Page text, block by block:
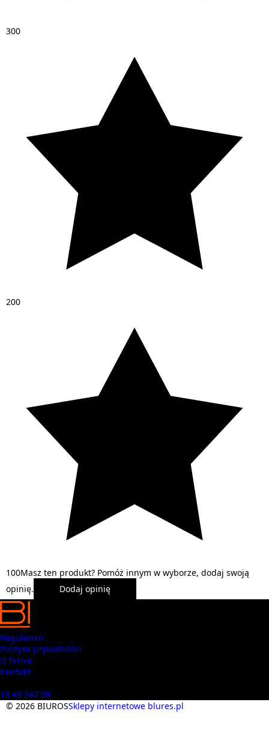
300
200
100Masz ten produkt? Pomóż innym w wyborze, dodaj swoją
opinię.
Dodaj opinię
Regulamin
Polityka prywatności
O firmie
Kontakt
13 49 242 08
© 2026 BIUROSSklepy internetowe blures.pl